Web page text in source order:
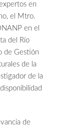
en
el Mtro.
en el
del Río
de Gestión
de la
de la
de